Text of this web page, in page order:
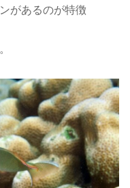
があるのが特徴